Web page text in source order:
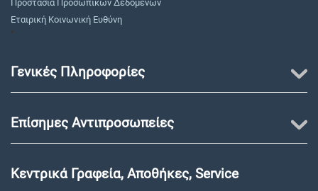
Προστασία Προσωπικών Δεδομένων
Εταιρική Κοινωνική Ευθύνη
"
Γενικές Πληροφορίες
Επίσημες Αντιπροσωπείες
Κεντρικά Γραφεία, Αποθήκες, Service